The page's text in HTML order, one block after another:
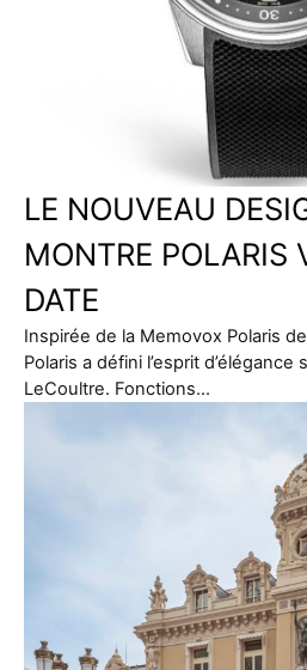
LE NOUVEAU
MONTRE POLARIS
DATE
Inspirée de la Memovox Polaris
Polaris a défini l’esprit
LeCoultre. Fonctions…